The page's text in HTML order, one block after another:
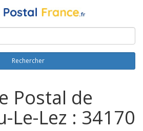
Rechercher
Postal de
Le-Lez : 34170